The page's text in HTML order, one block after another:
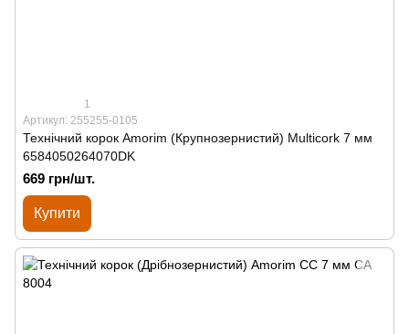
1
Артикул: 255255-0105
Технічний корок Amorim (Крупнозернистий) Multicork 7 мм
6584050264070DK
669 грн/шт.
Купити